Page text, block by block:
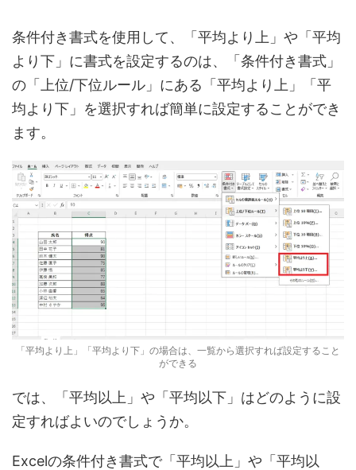
条件付き書式を使用して、「平均より上」や「平均
より下」に書式を設定するのは、「条件付き書式」
の「上位/下位ルール」にある「平均より上」「平
均より下」を選択すれば簡単に設定することができ
ます。
「平均より上」「平均より下」の場合は、一覧から選択すれば設定すること
ができる
では、「平均以上」や「平均以下」はどのように設
定すればよいのでしょうか。
Excelの条件付き書式で「平均以上」や「平均以